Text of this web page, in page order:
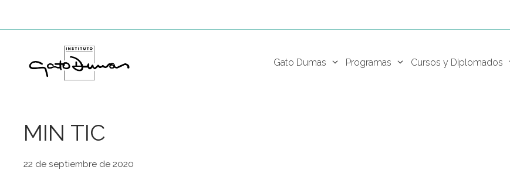
Gato Dumas Programas Cursos y Diplomados
MIN TIC
22 de septiembre de 2020